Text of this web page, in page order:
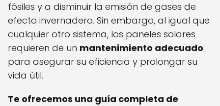
fósiles y a disminuir la emisión de gases de
efecto invernadero. Sin embargo, al igual que
cualquier otro sistema, los paneles solares
requieren de un mantenimiento adecuado
para asegurar su eficiencia y prolongar su
vida útil.
Te ofrecemos una guía completa de